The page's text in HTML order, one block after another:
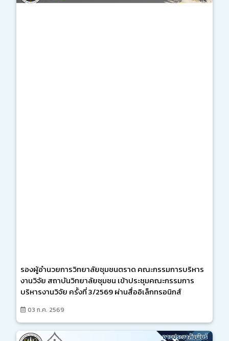
รองผู้อำนวยการวิทยาลัยชุมชนตราด คณะกรรมการบริหาร
งานวิจัย สถาบันวิทยาลัยชุมชน เข้าประชุมคณะกรรมการ
บริหารงานวิจัย ครั้งที่ 3/2569 ผ่านสื่ออิเล็กทรอนิกส์
03 ก.ค. 2569